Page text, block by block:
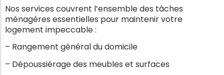
Nos services couvrent l’ensemble des tâches
ménagères essentielles pour maintenir votre
logement impeccable :
– Rangement général du domicile
– Dépoussiérage des meubles et surfaces